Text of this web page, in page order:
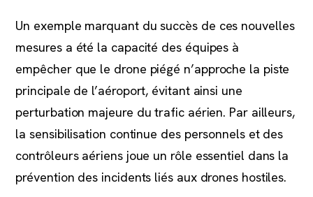
Un exemple marquant du succès de ces nouvelles
mesures a été la capacité des équipes à
empêcher que le drone piégé n’approche la piste
principale de l’aéroport, évitant ainsi une
perturbation majeure du trafic aérien. Par ailleurs,
la sensibilisation continue des personnels et des
contrôleurs aériens joue un rôle essentiel dans la
prévention des incidents liés aux drones hostiles.